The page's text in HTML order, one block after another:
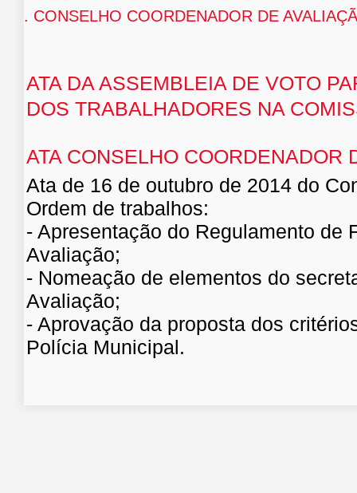
. CONSELHO COORDENADOR DE
ATA DA ASSEMBLEIA DE VOTO
DOS TRABALHADORES NA
ATA CONSELHO COORDENADOR
Ata de 16 de outubro de 2014 do
Ordem de trabalhos:
- Apresentação do Regulamento de
Avaliação;
- Nomeação de elementos do
Avaliação;
- Aprovação da proposta dos
Polícia Municipal.